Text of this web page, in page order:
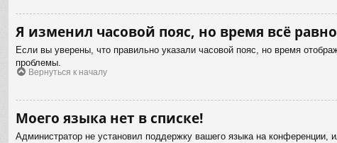
Я изменил часовой пояс, но время всё
Если вы уверены, что правильно указали часовой пояс, но время
проблемы.
Вернуться к началу
Моего языка нет в списке!
Администратор не установил поддержку вашего языка на